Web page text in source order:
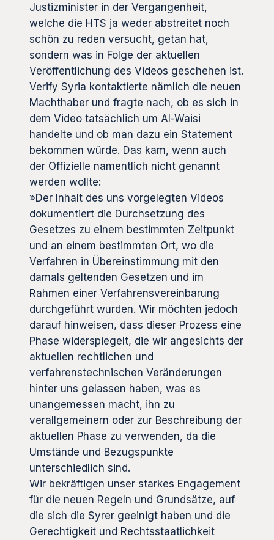
Justizminister in der Vergangenheit,
welche die HTS ja weder abstreitet noch
schön zu reden versucht, getan hat,
sondern was in Folge der aktuellen
Veröffentlichung des Videos geschehen ist.
Verify Syria kontaktierte nämlich die neuen
Machthaber und fragte nach, ob es sich in
dem Video tatsächlich um Al-Waisi
handelte und ob man dazu ein Statement
bekommen würde. Das kam, wenn auch
der Offizielle namentlich nicht genannt
werden wollte:
»Der Inhalt des uns vorgelegten Videos
dokumentiert die Durchsetzung des
Gesetzes zu einem bestimmten Zeitpunkt
und an einem bestimmten Ort, wo die
Verfahren in Übereinstimmung mit den
damals geltenden Gesetzen und im
Rahmen einer Verfahrensvereinbarung
durchgeführt wurden. Wir möchten jedoch
darauf hinweisen, dass dieser Prozess eine
Phase widerspiegelt, die wir angesichts der
aktuellen rechtlichen und
verfahrenstechnischen Veränderungen
hinter uns gelassen haben, was es
unangemessen macht, ihn zu
verallgemeinern oder zur Beschreibung der
aktuellen Phase zu verwenden, da die
Umstände und Bezugspunkte
unterschiedlich sind.
Wir bekräftigen unser starkes Engagement
für die neuen Regeln und Grundsätze, auf
die sich die Syrer geeinigt haben und die
Gerechtigkeit und Rechtsstaatlichkeit